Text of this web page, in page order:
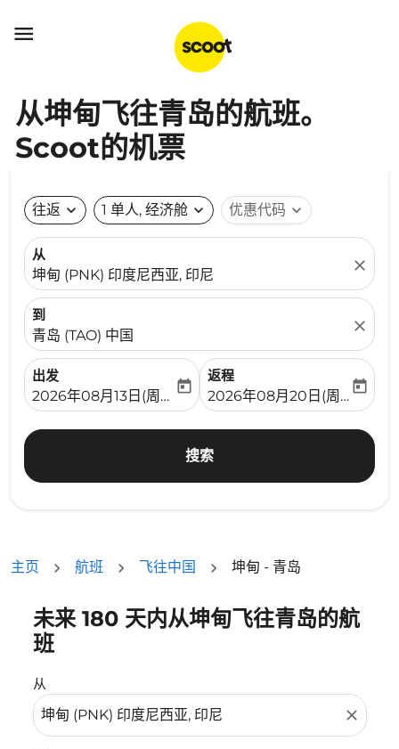

从坤甸飞往青岛的航班。
Scoot的机票
往返 expand_more 1 单人, 经济舱 expand_more 优惠代码 expand_more
从
坤甸 (PNK) 印度尼西亚, 印尼
close
到
青岛 (TAO) 中国
close
出发
fc-booking-departure-date-aria-label
2026年08月13日(周四)
today
返程
fc-booking-return-date-
2026年08月20日(周四)
today
搜索
主页 航班 飞往中国 坤甸 - 青岛
未来 180 天内从坤甸飞往青岛的航
班
从
close
没有符合您的筛选条件的机票。请调整您的筛选条件。